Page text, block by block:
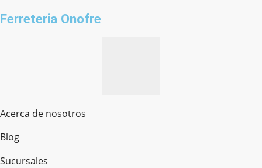
Ferreteria Onofre
Acerca de nosotros
Blog
Sucursales